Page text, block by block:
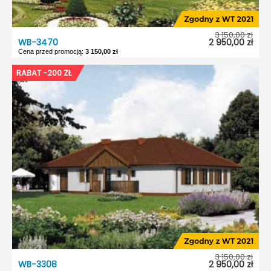
WB-3470 2 950,00 zł
3 150,00 zł
Cena przed promocją: 3 150,00 zł
WB-3470
Dostępność:
5 dni roboczych
Typ projektu:
Wolnostojący
Garaż:
Bez garażu
Dach:
Czterospadowy
Kąt nach. dachu:
36°
Odbicie lustrzane:
Tak
WB-3308 2 950,00 zł
3 150,00 zł
RABAT -200 ZŁ